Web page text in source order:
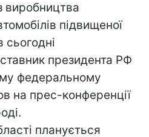
виробництва
підвищеної
сьогодні
президента РФ
федеральному
на прес-конференції
планується